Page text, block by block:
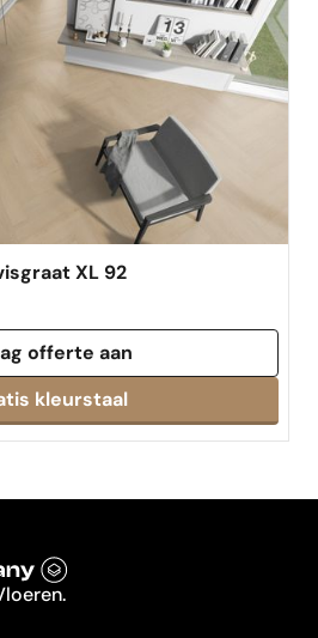
XL 92
offerte aan